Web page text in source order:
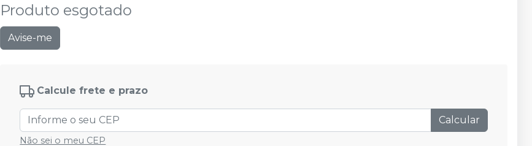
Produto esgotado
Avise-me
Calcule frete e prazo
Calcular
Não sei o meu CEP